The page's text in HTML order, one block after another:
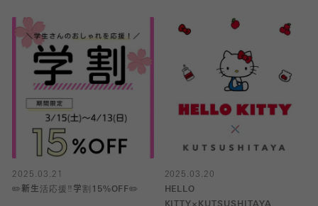
2025.03.21
✏️新生活応援‼️学割15%OFF✏️
2025.03.20
HELLO